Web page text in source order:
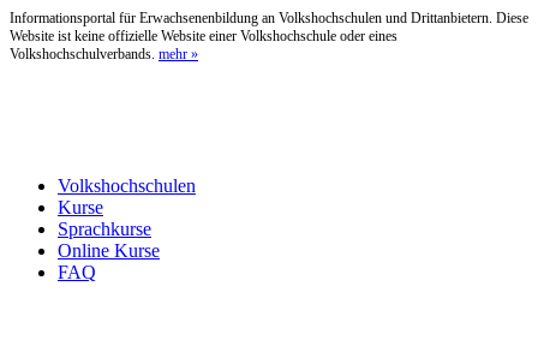
Informationsportal für Erwachsenenbildung an Volkshochschulen und Drittanbietern. Diese
Website ist keine offizielle Website einer Volkshochschule oder eines
Volkshochschulverbands. mehr »
Volkshochschulen
Kurse
Sprachkurse
Online Kurse
FAQ